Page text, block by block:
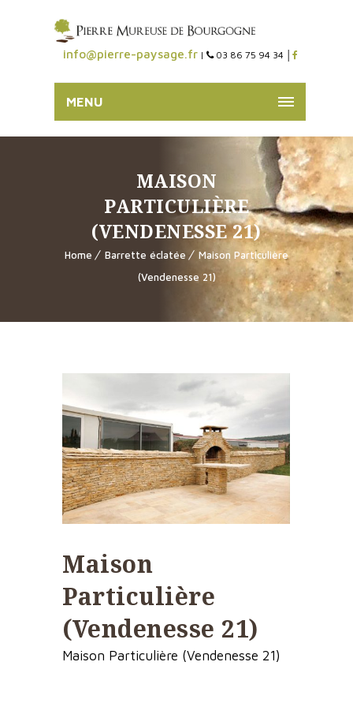
info@pierre-paysage.fr| 03 86 75 94 34 │
MENU
MAISON
PARTICULIÈRE
(VENDENESSE 21)
Home Barrette éclatée
Maison Particulière
(Vendenesse 21)
Maison
Particulière
(Vendenesse 21)
Maison Particulière (Vendenesse 21)